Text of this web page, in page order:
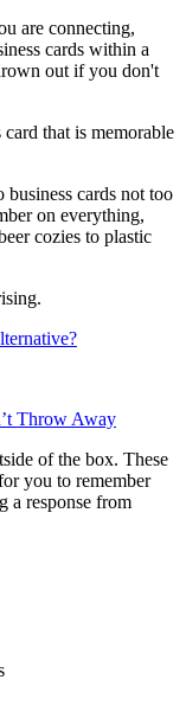
are connecting,
cards within a
out if you don't
card that is memorable
business cards not too
on everything,
cozies to plastic
Throw Away
of the box. These
you to remember
a response from